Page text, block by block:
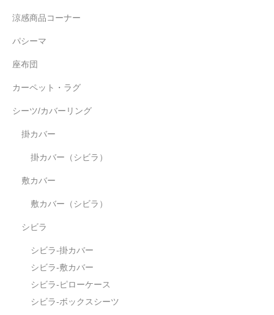
涼感商品コーナー
パシーマ
座布団
カーペット・ラグ
シーツ/カバーリング
掛カバー
掛カバー（シビラ）
敷カバー
敷カバー（シビラ）
シビラ
シビラ-掛カバー
シビラ-敷カバー
シビラ-ピローケース
シビラ-ボックスシーツ